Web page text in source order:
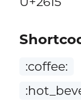
:coffee: